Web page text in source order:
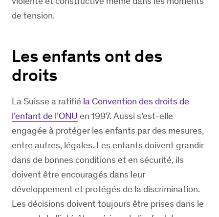
de tension.
Les enfants ont des
droits
La Suisse a ratifié la Convention des droits de
l’enfant de l’ONU en 1997. Aussi s’est-elle
engagée à protéger les enfants par des mesures,
entre autres, légales. Les enfants doivent grandir
dans de bonnes conditions et en sécurité, ils
doivent être encouragés dans leur
développement et protégés de la discrimination.
Les décisions doivent toujours être prises dans le